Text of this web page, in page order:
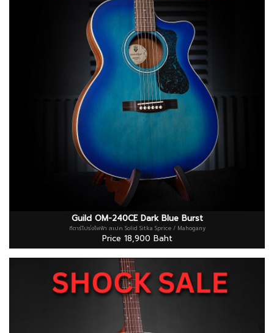
Guild OM-240CE Dark Blue Burst
กีตาร์โปร่งไฟฟ้า สเปค Solid Sitka Sprice / Mahogany
Price 18,900 Baht